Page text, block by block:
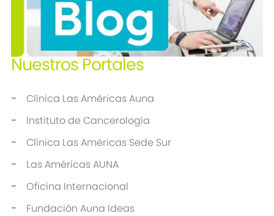
NuestrosPortales
Clínica Las Américas Auna
Instituto de Cancerología
Clínica Las Américas Sede Sur
Las Américas AUNA
Oficina Internacional
Fundación Auna Ideas